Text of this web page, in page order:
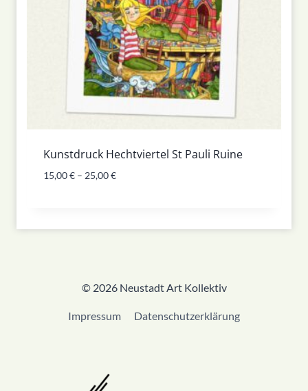
Kunstdruck Hechtviertel St Pauli Ruine
15,00€ – 25,00€
© 2026 Neustadt Art Kollektiv
Impressum Datenschutzerklärung